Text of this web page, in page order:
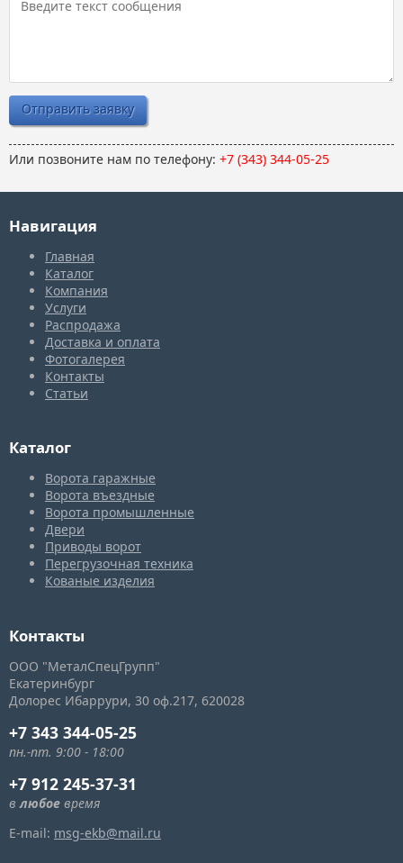
Или позвоните нам по телефону: +7 (343) 344-05-25
Навигация
Главная
Каталог
Компания
Услуги
Распродажа
Доставка и оплата
Фотогалерея
Контакты
Статьи
Каталог
Ворота гаражные
Ворота въездные
Ворота промышленные
Двери
Приводы ворот
Перегрузочная техника
Кованые изделия
Контакты
ООО "МеталСпецГрупп"
Екатеринбург
Долорес Ибаррури, 30 оф.217, 620028
+7 343 344-05-25
пн.-пт. 9:00 - 18:00
+7 912 245-37-31
влюбое время
E-mail: msg-ekb@mail.ru